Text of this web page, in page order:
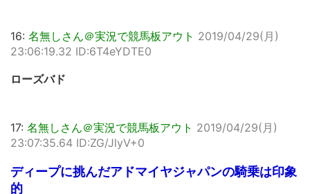
16: 名無しさん＠実況で競馬板アウト 2019/04/29(月)
23:06:19.32 ID:6T4eYDTE0
ローズバド
17: 名無しさん＠実況で競馬板アウト 2019/04/29(月)
23:07:35.64 ID:ZG/JlyV+0
ディープに挑んだアドマイヤジャパンの騎乗は印象
的